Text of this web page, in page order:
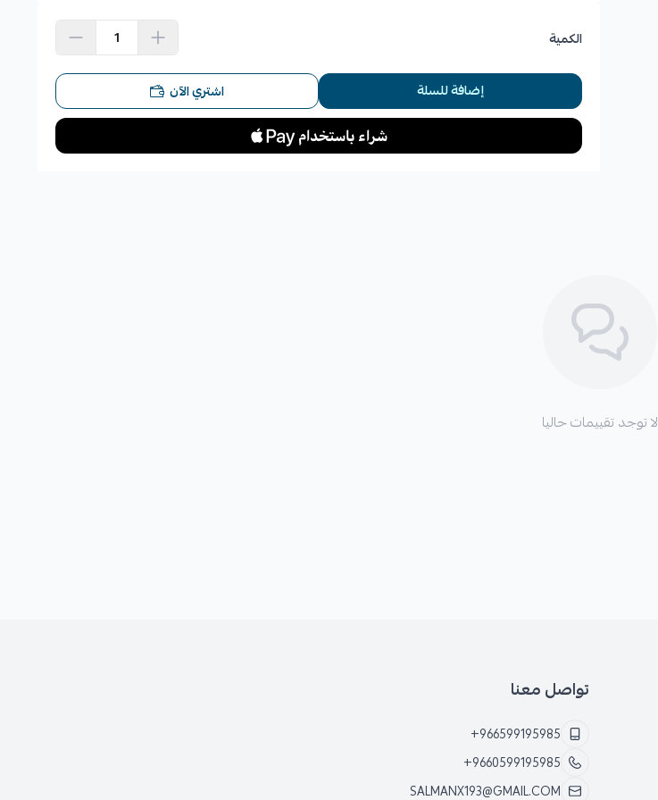
* سماع أصوات غريبة أثناء القيادة
تآكل غير متساوٍ للإطارات
الكمية
إضافة للسلة اشتري الآن
لا توجد تقييمات حاليا
تواصل معنا
+966599195985
+9660599195985
SALMANX193@GMAIL.COM